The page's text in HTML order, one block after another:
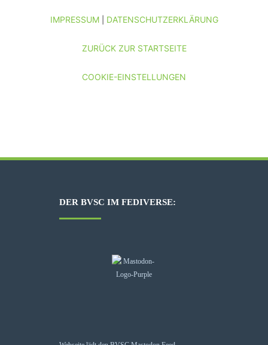
IMPRESSUM| DATENSCHUTZERKLÄRUNG
ZURÜCK ZUR STARTSEITE
COOKIE-EINSTELLUNGEN
DER BVSC IM FEDIVERSE: